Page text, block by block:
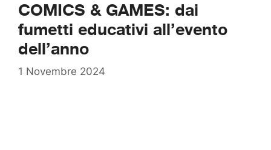
COMICS & GAMES: dai
fumetti educativi all’evento
dell’anno
1 Novembre 2024